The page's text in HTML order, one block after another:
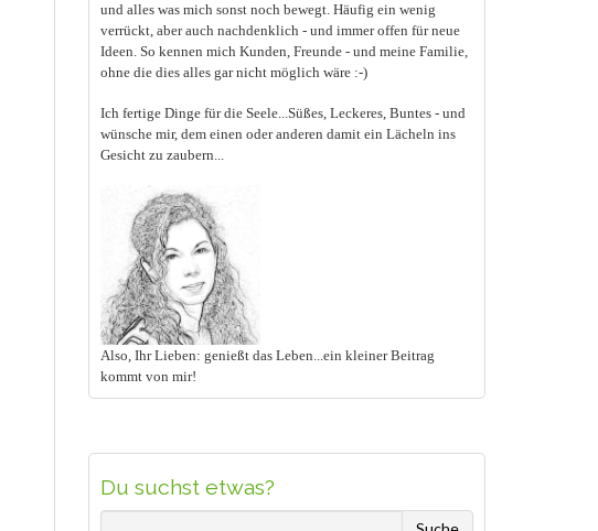
und alles was mich sonst noch bewegt. Häufig ein wenig
verrückt, aber auch nachdenklich - und immer offen für neue
Ideen. So kennen mich Kunden, Freunde - und meine Familie,
ohne die dies alles gar nicht möglich wäre :-)
Ich fertige Dinge für die Seele...Süßes, Leckeres, Buntes - und
wünsche mir, dem einen oder anderen damit ein Lächeln ins
Gesicht zu zaubern...
Also, Ihr Lieben: genießt das Leben...ein kleiner Beitrag
kommt von mir!
Du suchst etwas?